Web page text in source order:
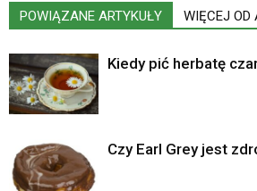
POWIĄZANE ARTYKUŁY WIĘCEJ OD
Kiedy pić herbatę
Czy Earl Grey jest